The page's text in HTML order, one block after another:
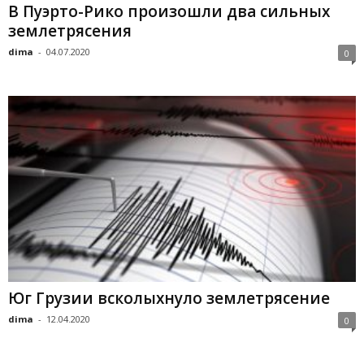
В Пуэрто-Рико произошли два сильных
землетрясения
dima - 04.07.2020 0
Юг Грузии всколыхнуло землетрясение
dima - 12.04.2020 0